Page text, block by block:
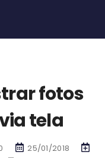
fotos
tela
25/01/2018